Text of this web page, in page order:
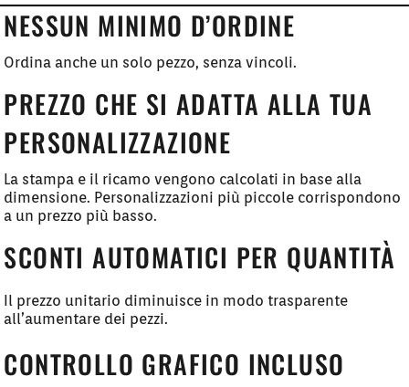
NESSUN MINIMO D’ORDINE
Ordina anche un solo pezzo, senza vincoli.
PREZZO CHE SI ADATTA ALLA TUA
PERSONALIZZAZIONE
La stampa e il ricamo vengono calcolati in base alla
dimensione. Personalizzazioni più piccole corrispondono
a un prezzo più basso.
SCONTI AUTOMATICI PER QUANTITÀ
Il prezzo unitario diminuisce in modo trasparente
all’aumentare dei pezzi.
CONTROLLO GRAFICO INCLUSO